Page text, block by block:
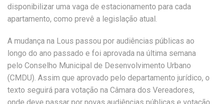
disponibilizar uma vaga de estacionamento para cada
apartamento, como prevê a legislação atual.
A mudança na Lous passou por audiências públicas ao
longo do ano passado e foi aprovada na última semana
pelo Conselho Municipal de Desenvolvimento Urbano
(CMDU). Assim que aprovado pelo departamento jurídico, o
texto seguirá para votação na Câmara dos Vereadores,